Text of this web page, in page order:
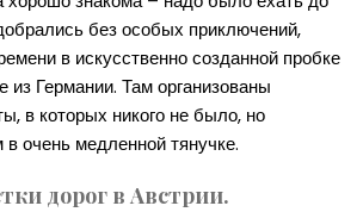
без особых приключений,
в искусственно созданной пробке
из Германии. Там организованы
в которых никого не было, но
очень медленной тянучке.
дорог в Австрии.